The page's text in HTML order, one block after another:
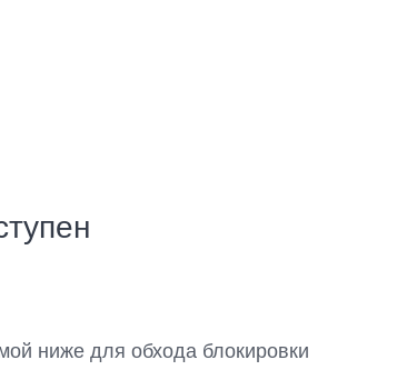
ниже для обхода блокировки